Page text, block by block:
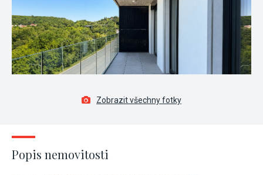
Zobrazit všechny fotky
Popis nemovitosti